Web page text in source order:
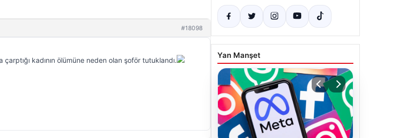
#18098
kadının ölümüne neden olan şoför tutuklandı.
Yan Manşet